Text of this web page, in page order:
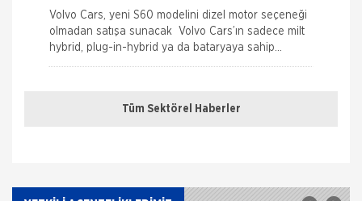
Volvo Cars, yeni S60 modelini dizel motor seçeneği
olmadan satışa sunacak Volvo Cars’ın sadece milt
hybrid, plug-in-hybrid ya da bataryaya sahip
elektrkli motor alternatifler
ölmediği araba
İşte sıra dışı bir istatistik: İngiltere'de 2002 yılından
Tüm Sektörel Haberler